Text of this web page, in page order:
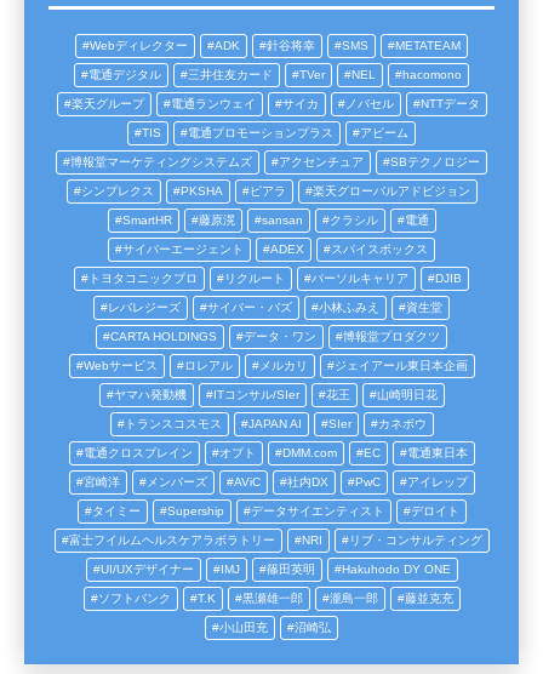
Webディレクター ADK 針谷将幸 SMS METATEAM
電通デジタル 三井住友カード TVer NEL hacomono
楽天グループ 電通ランウェイ サイカ ノバセル NTTデータ
TIS 電通プロモーションプラス アビーム
博報堂マーケティングシステムズ アクセンチュア SBテクノロジー
シンプレクス PKSHA ピアラ 楽天グローバルアドビジョン
SmartHR 藤原滉 sansan クラシル 電通
サイバーエージェント ADEX スパイスボックス
トヨタコニックプロ リクルート パーソルキャリア DJIB
レバレジーズ サイバー・バズ 小林ふみえ 資生堂
CARTA HOLDINGS データ・ワン 博報堂プロダクツ
Webサービス ロレアル メルカリ ジェイアール東日本企画
ヤマハ発動機 ITコンサル/SIer 花王 山崎明日花
トランスコスモス JAPAN AI SIer カネボウ
電通クロスブレイン オプト DMM.com EC 電通東日本
宮崎洋 メンバーズ AViC 社内DX PwC アイレップ
タイミー Supership データサイエンティスト デロイト
富士フイルムヘルスケアラボラトリー NRI リブ・コンサルティング
UI/UXデザイナー IMJ 篠田英明 Hakuhodo DY ONE
ソフトバンク T.K 黒瀬雄一郎 瀧島一郎 藤並克充
小山田充 沼崎弘